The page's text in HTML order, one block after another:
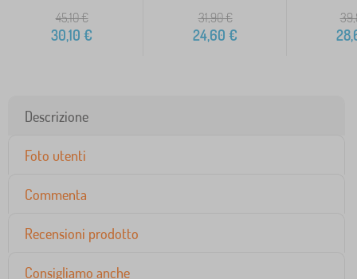
45,10€
30,10 €
31,90€
24,60 €
Descrizione
Foto utenti
Commenta
Recensioni prodotto
Consigliamo anche